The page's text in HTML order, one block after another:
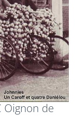
Oignon de